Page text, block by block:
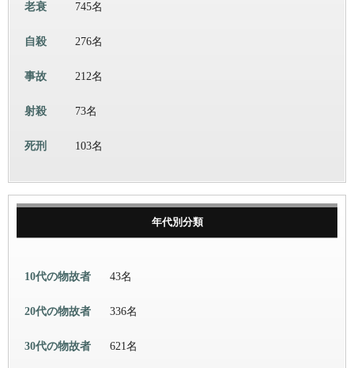
老衰 745名
自殺 276名
事故 212名
射殺 73名
死刑 103名
年代別分類
10代の物故者 43名
20代の物故者 336名
30代の物故者 621名